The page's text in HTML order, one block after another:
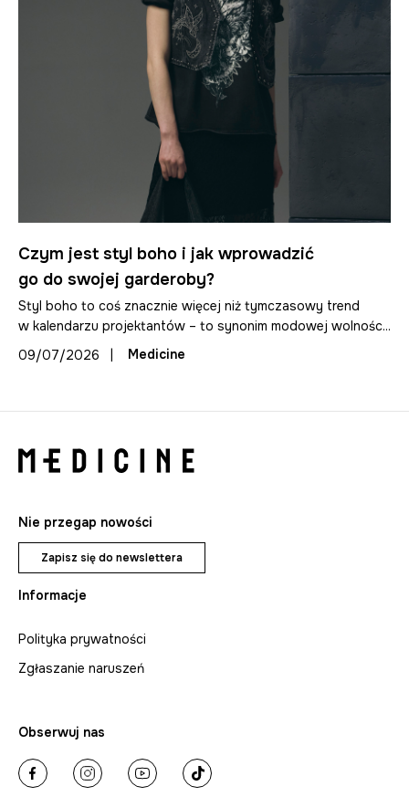
Czym jest styl boho i jak wprowadzić
go do swojej garderoby?
Styl boho to coś znacznie więcej niż tymczasowy trend
w kalendarzu projektantów – to synonim modowej wolnośc...
09/07/2026
| Medicine
Nie przegap nowości
Zapisz się do newslettera
Informacje
Polityka prywatności
Zgłaszanie naruszeń
Obserwuj nas